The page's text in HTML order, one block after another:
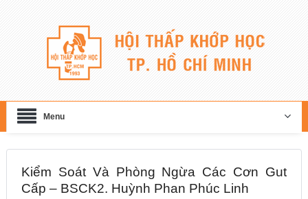
Menu
Kiểm Soát Và Phòng Ngừa Các Cơn Gut
Cấp – BSCK2. Huỳnh Phan Phúc Linh